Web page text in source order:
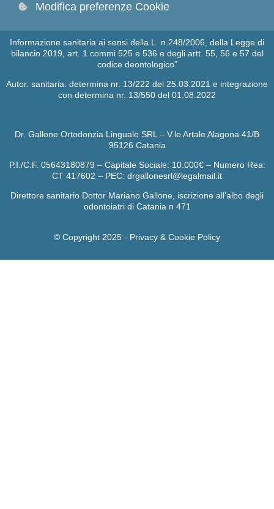
Modifica preferenze Cookie
Informazione sanitaria ai sensi della L. n.248/2006, della Legge di
bilancio 2019, art. 1 commi 525 e 536 e degli artt. 55, 56 e 57 del
codice deontologico”
Autor. sanitaria: determina nr. 13/222 del 25.03.2021 e integrazione
con determina nr. 13/550 del 01.08.2022
Dr. Gallone Ortodonzia Linguale SRL – V.le Artale Alagona 41/B
95126 Catania
P.I./C.F. 05643180879 – Capitale Sociale: 10.000€ – Numero Rea:
CT 417602 – PEC: drgallonesrl@legalmail.it
Direttore sanitario Dottor Mariano Gallone, iscrizione all’albo degli
odontoiatri di Catania n 471
© Copyright 2025 - Privacy & Cookie Policy